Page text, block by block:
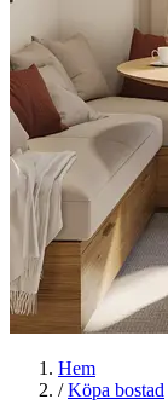
Hem
/ Köpa bostad